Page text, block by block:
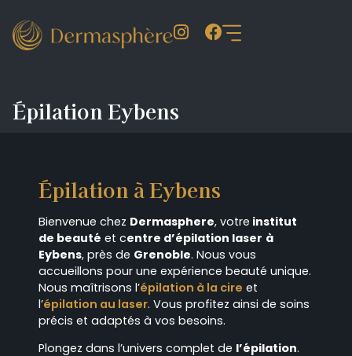
Épilation Eybens
Épilation à Eybens
Bienvenue chez Dermasphere, votre institut
de beauté et centre d’épilation laser à
Eybens, près de Grenoble. Nous vous
accueillons pour une expérience beauté unique.
Nous maîtrisons l’épilation à la cire et
l’épilation au laser. Vous profitez ainsi de soins
précis et adaptés à vos besoins.
Plongez dans l’univers complet de l’épilation.